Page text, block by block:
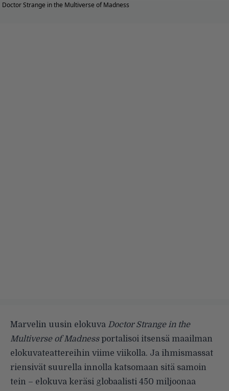
Doctor Strange in the Multiverse of Madness
Marvelin uusin elokuva Doctor Strange in the
Multiverse of Madnessportalisoi itsensä maailman
elokuvateattereihin viime viikolla. Ja ihmismassat
riensivät suurella innolla katsomaan sitä samoin
tein – elokuva keräsi globaalisti 450 miljoonaa